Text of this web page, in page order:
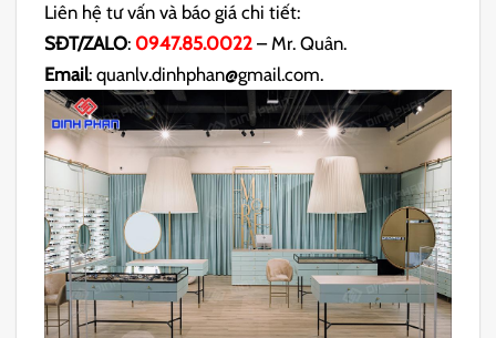
Liên hệ tư vấn và báo giá chi tiết:
SĐT/ZALO: 0947.85.0022 – Mr. Quân.
Email: quanlv.dinhphan@gmail.com.